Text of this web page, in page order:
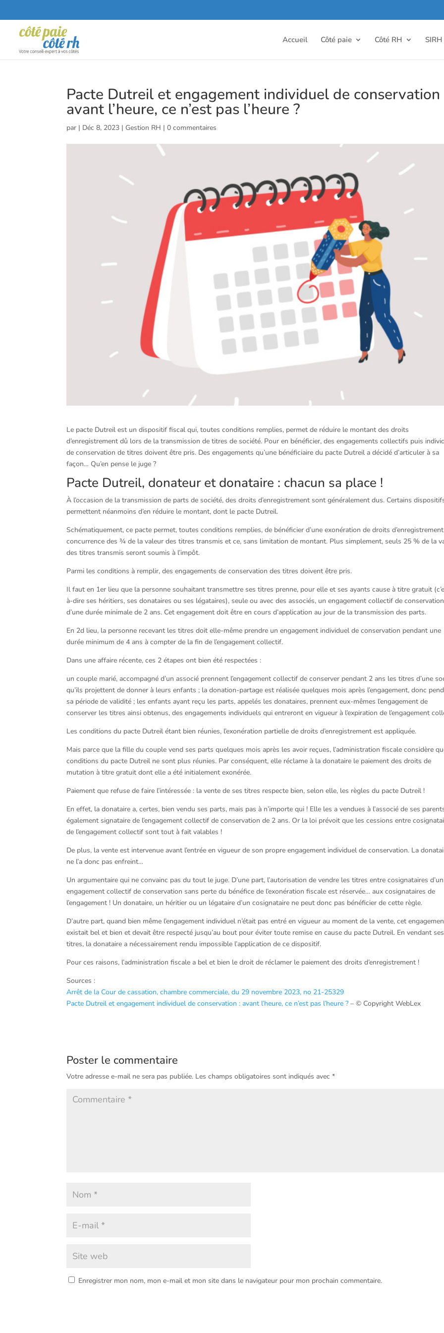
Accueil Côté paie Côté RH SIRH
Pacte Dutreil et engagement individuel de conservation
avant l’heure, ce n’est pas l’heure ?
par | Déc 8, 2023 | Gestion RH |0 commentaires
Le pacte Dutreil est un dispositif fiscal qui, toutes conditions remplies, permet de réduire le montant des droits
d’enregistrement dû lors de la transmission de titres de société. Pour en bénéficier, des engagements collectifs puis
de conservation de titres doivent être pris. Des engagements qu’une bénéficiaire du pacte Dutreil a décidé d’articuler à sa
façon… Qu’en pense le juge ?
Pacte Dutreil, donateur et donataire : chacun sa place !
À l’occasion de la transmission de parts de société, des droits d’enregistrement sont généralement dus. Certains
permettent néanmoins d’en réduire le montant, dont le pacte Dutreil.
Schématiquement, ce pacte permet, toutes conditions remplies, de bénéficier d’une exonération de droits
concurrence des ¾ de la valeur des titres transmis et ce, sans limitation de montant. Plus simplement, seuls 25 % de la
des titres transmis seront soumis à l’impôt.
Parmi les conditions à remplir, des engagements de conservation des titres doivent être pris.
Il faut en 1er lieu que la personne souhaitant transmettre ses titres prenne, pour elle et ses ayants cause à titre gratuit
à-dire ses héritiers, ses donataires ou ses légataires), seule ou avec des associés, un engagement collectif de conservation
d’une durée minimale de 2 ans. Cet engagement doit être en cours d’application au jour de la transmission des parts.
En 2d lieu, la personne recevant les titres doit elle-même prendre un engagement individuel de conservation pendant une
durée minimum de 4 ans à compter de la fin de l’engagement collectif.
Dans une affaire récente, ces 2 étapes ont bien été respectées :
un couple marié, accompagné d’un associé prennent l’engagement collectif de conserver pendant 2 ans les titres d’une
qu’ils projettent de donner à leurs enfants ; la donation-partage est réalisée quelques mois après l’engagement, donc
sa période de validité ; les enfants ayant reçu les parts, appelés les donataires, prennent eux-mêmes l’engagement de
conserver les titres ainsi obtenus, des engagements individuels qui entreront en vigueur à l’expiration de l’engagement
Les conditions du pacte Dutreil étant bien réunies, l’exonération partielle de droits d’enregistrement est appliquée.
Mais parce que la fille du couple vend ses parts quelques mois après les avoir reçues, l’administration fiscale considère
conditions du pacte Dutreil ne sont plus réunies. Par conséquent, elle réclame à la donataire le paiement des droits de
mutation à titre gratuit dont elle a été initialement exonérée.
Paiement que refuse de faire l’intéressée : la vente de ses titres respecte bien, selon elle, les règles du pacte Dutreil !
En effet, la donataire a, certes, bien vendu ses parts, mais pas à n’importe qui ! Elle les a vendues à l’associé de ses
également signataire de l’engagement collectif de conservation de 2 ans. Or la loi prévoit que les cessions entre
de l’engagement collectif sont tout à fait valables !
De plus, la vente est intervenue avant l’entrée en vigueur de son propre engagement individuel de conservation. La
ne l’a donc pas enfreint…
Un argumentaire qui ne convainc pas du tout le juge. D’une part, l’autorisation de vendre les titres entre cosignataires d’un
engagement collectif de conservation sans perte du bénéfice de l’exonération fiscale est réservée… aux cosignataires de
l’engagement ! Un donataire, un héritier ou un légataire d’un cosignataire ne peut donc pas bénéficier de cette règle.
D’autre part, quand bien même l’engagement individuel n’était pas entré en vigueur au moment de la vente, cet
existait bel et bien et devait être respecté jusqu’au bout pour éviter toute remise en cause du pacte Dutreil. En vendant ses
titres, la donataire a nécessairement rendu impossible l’application de ce dispositif.
Pour ces raisons, l’administration fiscale a bel et bien le droit de réclamer le paiement des droits d’enregistrement !
Sources :
Arrêt de la Cour de cassation, chambre commerciale, du 29 novembre 2023, no 21-25329
Pacte Dutreil et engagement individuel de conservation : avant l’heure, ce n’est pas l’heure ? – © Copyright WebLex
Poster le commentaire
Votre adresse e-mail ne sera pas publiée. Les champs obligatoires sont indiqués avec*
Enregistrer mon nom, mon e-mail et mon site dans le navigateur pour mon prochain commentaire.